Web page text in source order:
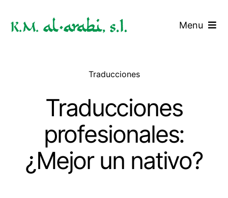
Menu
Tarifas
Blog
Traducciones
Traducciones
profesionales:
¿Mejor un nativo?